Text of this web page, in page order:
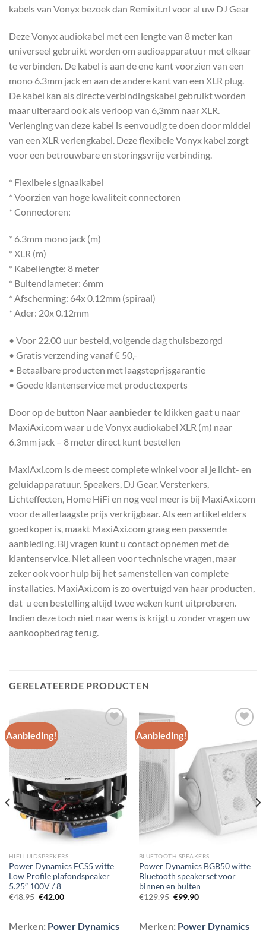
kabels van Vonyx bezoek dan Remixit.nl voor al uw DJ Gear
Deze Vonyx audiokabel met een lengte van 8 meter kan
universeel gebruikt worden om audioapparatuur met elkaar
te verbinden. De kabel is aan de ene kant voorzien van een
mono 6.3mm jack en aan de andere kant van een XLR plug.
De kabel kan als directe verbindingskabel gebruikt worden
maar uiteraard ook als verloop van 6,3mm naar XLR.
Verlenging van deze kabel is eenvoudig te doen door middel
van een XLR verlengkabel. Deze flexibele Vonyx kabel zorgt
voor een betrouwbare en storingsvrije verbinding.
* Flexibele signaalkabel
* Voorzien van hoge kwaliteit connectoren
* Connectoren:
* 6.3mm mono jack (m)
* XLR (m)
* Kabellengte: 8 meter
* Buitendiameter: 6mm
* Afscherming: 64x 0.12mm (spiraal)
* Ader: 20x 0.12mm
• Voor 22.00 uur besteld, volgende dag thuisbezorgd
• Gratis verzending vanaf € 50,-
• Betaalbare producten met laagsteprijsgarantie
• Goede klantenservice met productexperts
Door op de button Naar aanbieder te klikken gaat u naar
MaxiAxi.com waar u de Vonyx audiokabel XLR (m) naar
6,3mm jack – 8 meter direct kunt bestellen
MaxiAxi.com is de meest complete winkel voor al je licht- en
geluidapparatuur. Speakers, DJ Gear, Versterkers,
Lichteffecten, Home HiFi en nog veel meer is bij MaxiAxi.com
voor de allerlaagste prijs verkrijgbaar. Als een artikel elders
goedkoper is, maakt MaxiAxi.com graag een passende
aanbieding. Bij vragen kunt u contact opnemen met de
klantenservice. Niet alleen voor technische vragen, maar
zeker ook voor hulp bij het samenstellen van complete
installaties. MaxiAxi.com is zo overtuigd van haar producten,
dat u een bestelling altijd twee weken kunt uitproberen.
Indien deze toch niet naar wens is krijgt u zonder vragen uw
aankoopbedrag terug.
GERELATEERDE PRODUCTEN
Aanbieding!
Toevoegen
aan
wenslijst
HIFI LUIDSPREKERS
Power Dynamics FCS5 witte
Low Profile plafondspeaker
5.25″ 100V / 8
€48.95 Oorspronkelijke
€42.00Huidige
Merken: Power Dynamics
Aanbieding!
Toevoegen
wenslijst
BLUETOOTH SPEAKERS
Power Dynamics BGB50 witte
Bluetooth speakerset voor
binnen en buiten
€129.95 Oorspronkelijke
€99.90Huidige
Merken: Power Dynamics